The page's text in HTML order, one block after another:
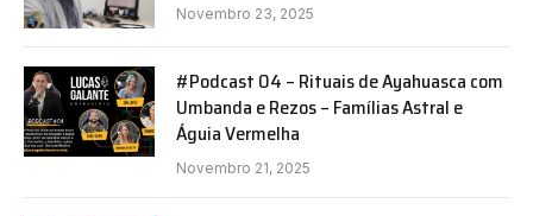
Novembro 23, 2025
#Podcast 04 – Rituais de Ayahuasca com
Umbanda e Rezos – Famílias Astral e
Águia Vermelha
Novembro 21, 2025